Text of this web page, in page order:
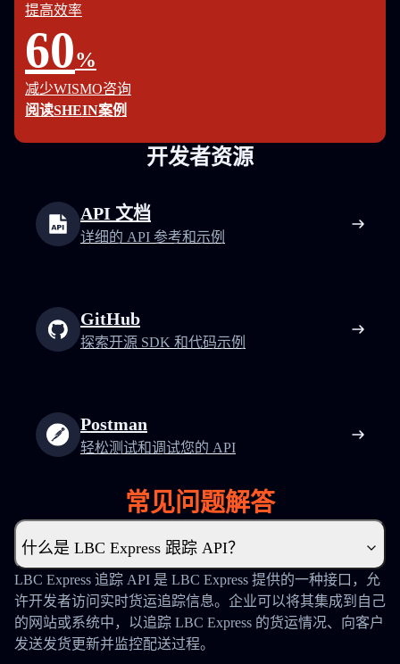
提高效率
60%
减少WISMO咨询
阅读SHEIN案例
开发者资源
API 文档
详细的 API 参考和示例
GitHub
探索开源 SDK 和代码示例
Postman
轻松测试和调试您的 API
常见问题解答
什么是 LBC Express 跟踪 API？
LBC Express 追踪 API 是 LBC Express 提供的一种接口，允
许开发者访问实时货运追踪信息。企业可以将其集成到自己
的网站或系统中，以追踪 LBC Express 的货运情况、向客户
发送发货更新并监控配送过程。